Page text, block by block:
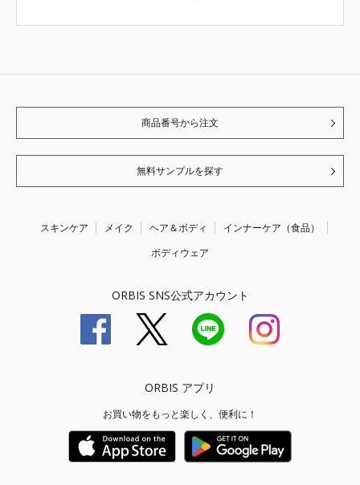
商品番号から注文
無料サンプルを探す
スキンケア メイク ヘア＆ボディ
インナーケア（食品）
ボディウェア
ORBIS SNS公式アカウント
ORBIS アプリ
お買い物をもっと楽しく、便利に！